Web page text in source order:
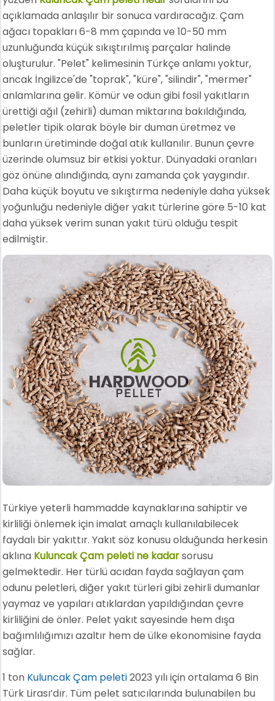
açıklamada anlaşılır bir sonuca vardıracağız. Çam
ağacı topakları 6-8 mm çapında ve 10-50 mm
uzunluğunda küçük sıkıştırılmış parçalar halinde
oluşturulur. "Pelet" kelimesinin Türkçe anlamı yoktur,
ancak İngilizce'de "toprak", "küre", "silindir", "mermer"
anlamlarına gelir. Kömür ve odun gibi fosil yakıtların
ürettiği ağıl (zehirli) duman miktarına bakıldığında,
peletler tipik olarak böyle bir duman üretmez ve
bunların üretiminde doğal atık kullanılır. Bunun çevre
üzerinde olumsuz bir etkisi yoktur. Dünyadaki oranları
göz önüne alındığında, aynı zamanda çok yaygındır.
Daha küçük boyutu ve sıkıştırma nedeniyle daha yüksek
yoğunluğu nedeniyle diğer yakıt türlerine göre 5-10 kat
daha yüksek verim sunan yakıt türü olduğu tespit
edilmiştir.
Türkiye yeterli hammadde kaynaklarına sahiptir ve
kirliliği önlemek için imalat amaçlı kullanılabilecek
faydalı bir yakıttır. Yakıt söz konusu olduğunda herkesin
aklına Kuluncak Çam peleti ne kadarsorusu
gelmektedir. Her türlü acıdan fayda sağlayan çam
odunu peletleri, diğer yakıt türleri gibi zehirli dumanlar
yaymaz ve yapıları atıklardan yapıldığından çevre
kirliliğini de önler. Pelet yakıt sayesinde hem dışa
bağımlılığımızı azaltır hem de ülke ekonomisine fayda
sağlar.
1 ton Kuluncak Çam peleti2023 yılı için ortalama 6 Bin
Türk Lirası’dır. Tüm pelet satıcılarında bulunabilen bu